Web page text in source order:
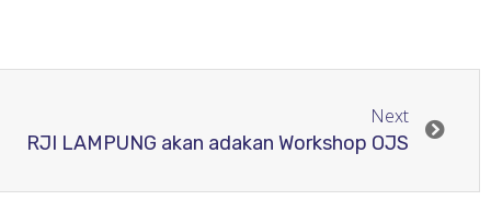
Next
RJI LAMPUNG akan adakan Workshop OJS